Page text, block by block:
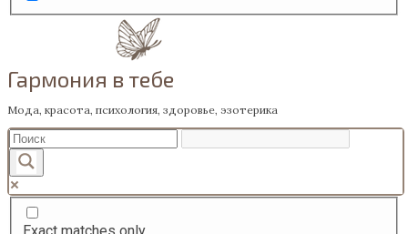
Гармония в тебе
Мода, красота, психология, здоровье, эзотерика